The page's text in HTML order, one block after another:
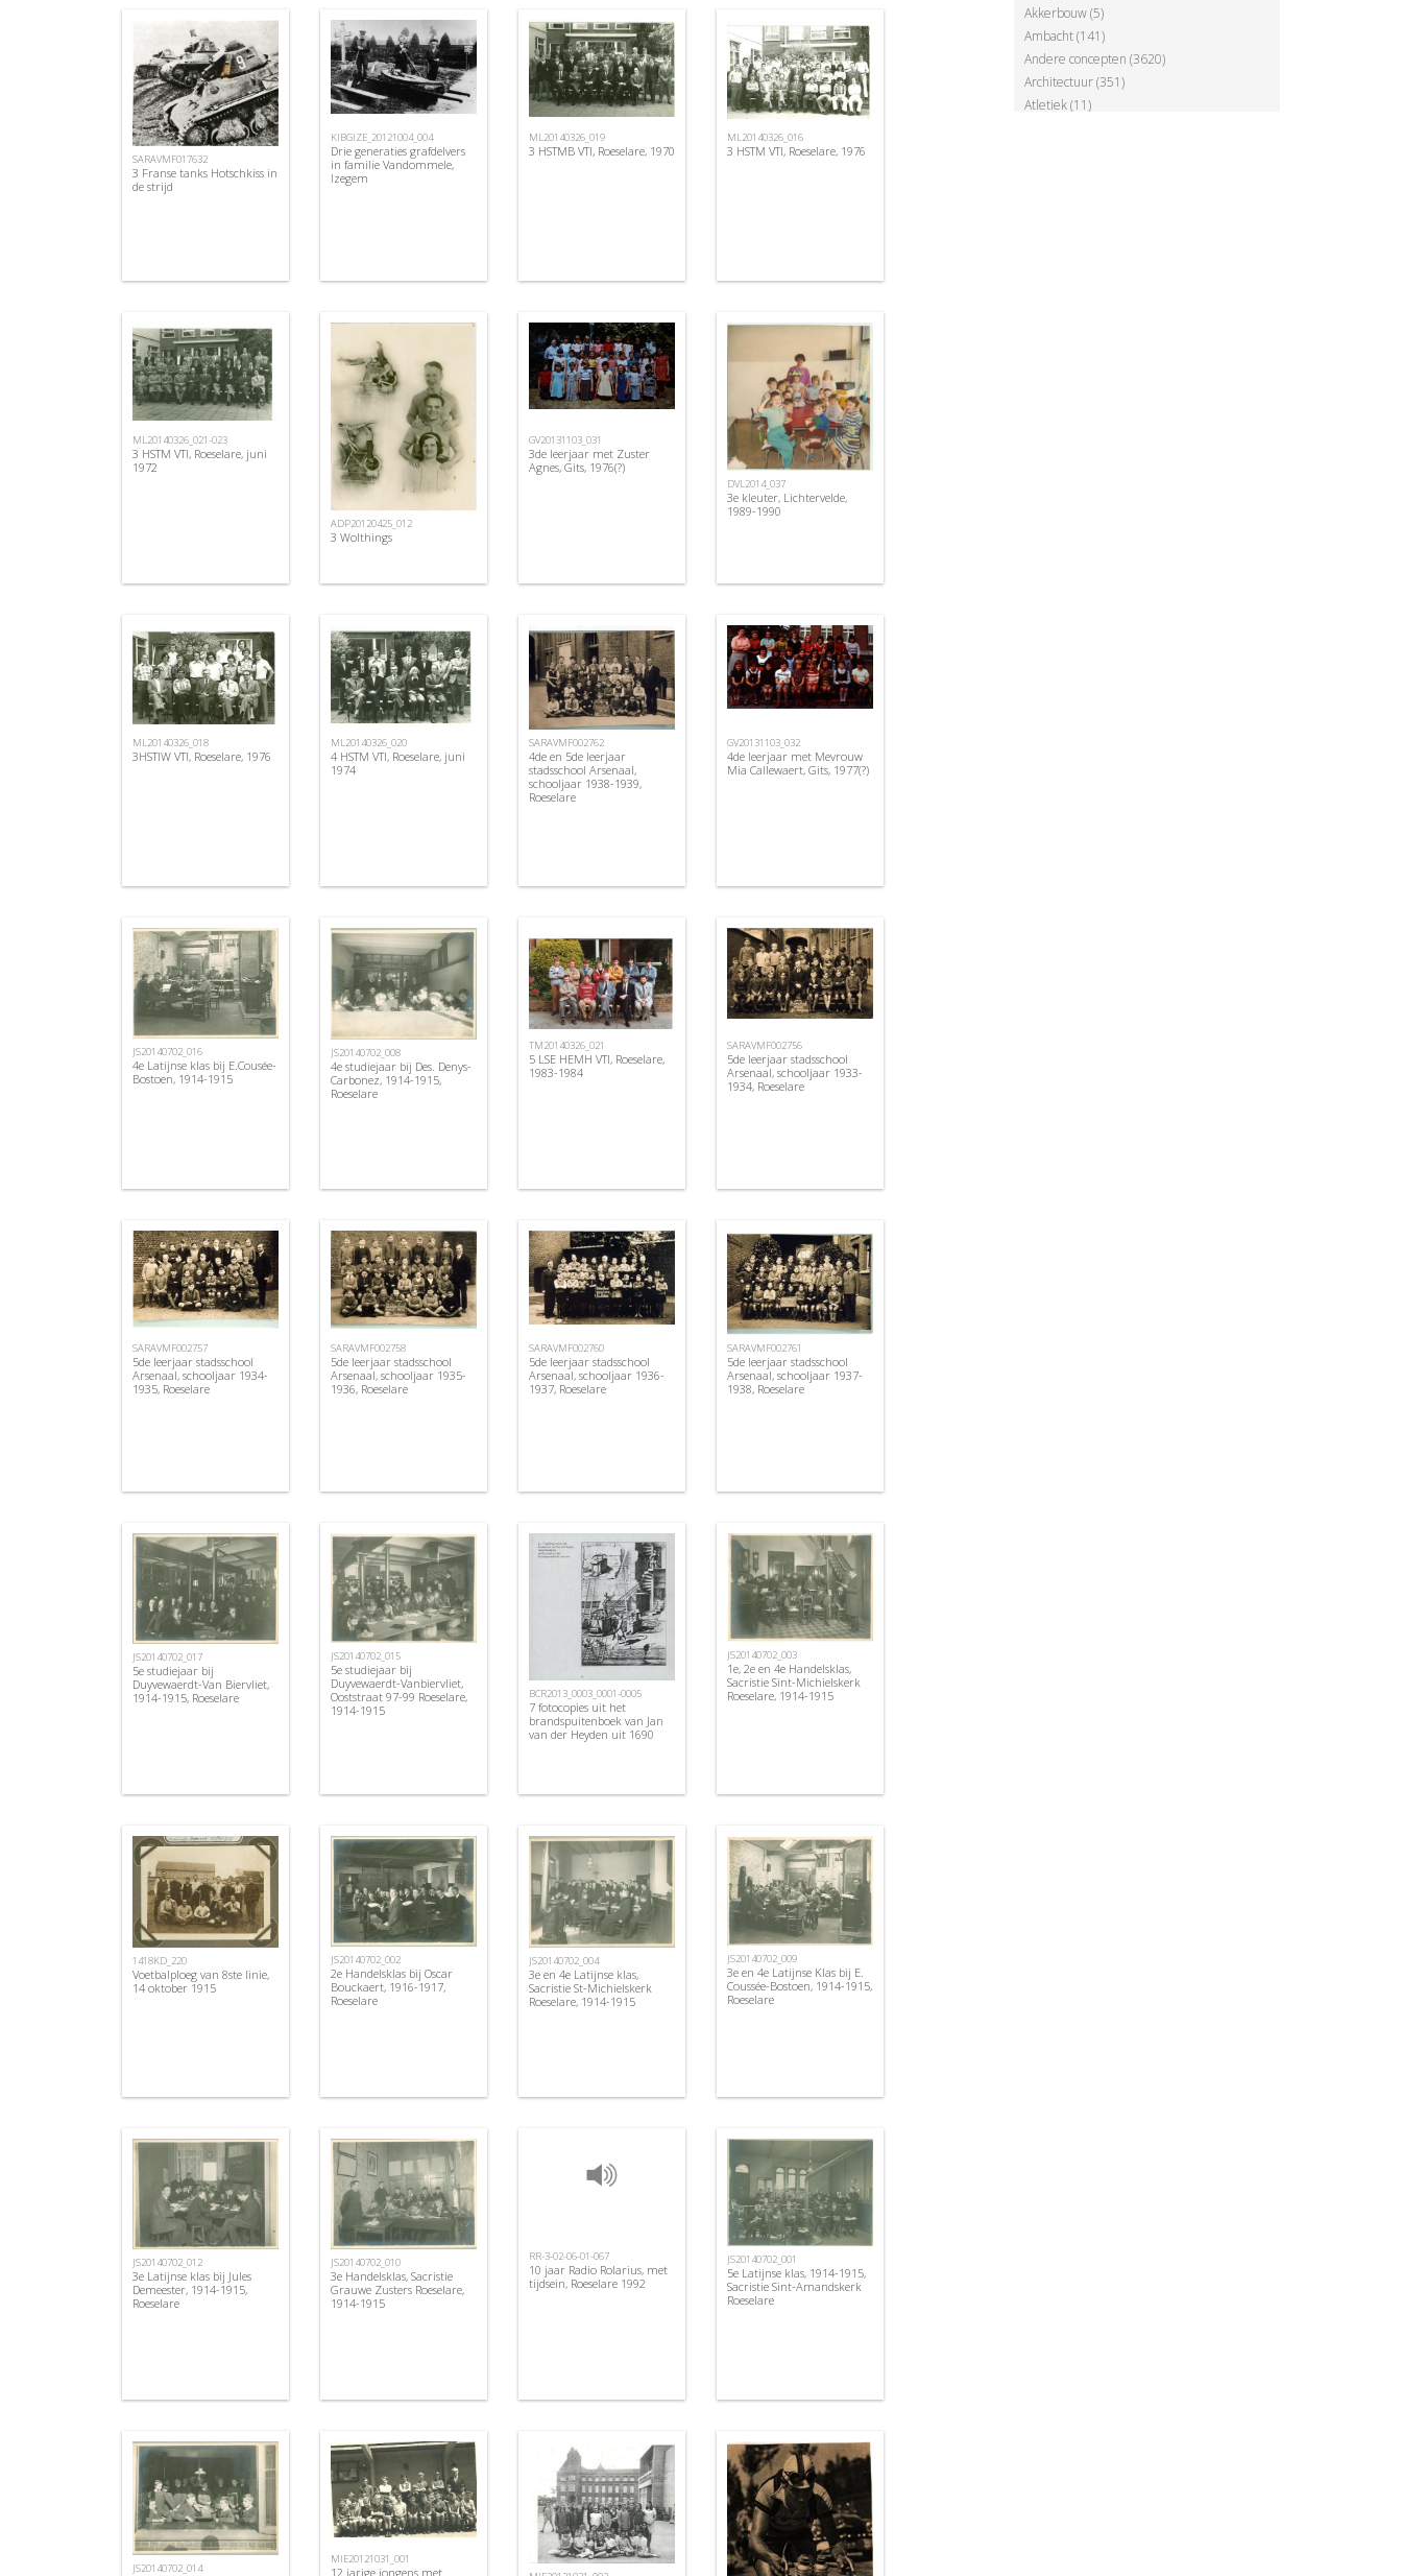
SARAVMF017632
3 Franse tanks Hotschkiss in
de strijd
KIBGIZE_20121004_004
Drie generaties grafdelvers
in familie Vandommele,
Izegem
ML20140326_019
3 HSTMB VTI, Roeselare, 1970
ML20140326_016
3 HSTM VTI, Roeselare, 1976
ML20140326_021-023
3 HSTM VTI, Roeselare, juni
1972
ADP20120425_012
3 Wolthings
GV20131103_031
3de leerjaar met Zuster
Agnes, Gits, 1976(?)
DVL2014_037
3e kleuter, Lichtervelde,
1989-1990
ML20140326_018
3HSTIW VTI, Roeselare, 1976
ML20140326_020
4 HSTM VTI, Roeselare, juni
1974
SARAVMF002762
4de en 5de leerjaar
stadsschool Arsenaal,
schooljaar 1938-1939,
Roeselare
GV20131103_032
4de leerjaar met Mevrouw
Mia Callewaert, Gits, 1977(?)
JS20140702_016
4e Latijnse klas bij E.Cousée-
Bostoen, 1914-1915
JS20140702_008
4e studiejaar bij Des. Denys-
Carbonez, 1914-1915,
Roeselare
TM20140326_021
5 LSE HEMH VTI, Roeselare,
1983-1984
SARAVMF002756
5de leerjaar stadsschool
Arsenaal, schooljaar 1933-
1934, Roeselare
SARAVMF002757
5de leerjaar stadsschool
Arsenaal, schooljaar 1934-
1935, Roeselare
SARAVMF002758
5de leerjaar stadsschool
Arsenaal, schooljaar 1935-
1936, Roeselare
SARAVMF002760
5de leerjaar stadsschool
Arsenaal, schooljaar 1936-
1937, Roeselare
SARAVMF002761
5de leerjaar stadsschool
Arsenaal, schooljaar 1937-
1938, Roeselare
JS20140702_017
5e studiejaar bij
Duyvewaerdt-Van Biervliet,
1914-1915, Roeselare
JS20140702_015
5e studiejaar bij
Duyvewaerdt-Vanbiervliet,
Ooststraat 97-99 Roeselare,
1914-1915
BCR2013_0003_0001-0005
7 fotocopies uit het
brandspuitenboek van Jan
van der Heyden uit 1690
JS20140702_003
1e, 2e en 4e Handelsklas,
Sacristie Sint-Michielskerk
Roeselare, 1914-1915
1418KD_220
Voetbalploeg van 8ste linie,
14 oktober 1915
JS20140702_002
2e Handelsklas bij Oscar
Bouckaert, 1916-1917,
Roeselare
JS20140702_004
3e en 4e Latijnse klas,
Sacristie St-Michielskerk
Roeselare, 1914-1915
JS20140702_009
3e en 4e Latijnse Klas bij E.
Coussée-Bostoen, 1914-1915,
Roeselare
JS20140702_012
3e Latijnse klas bij Jules
Demeester, 1914-1915,
Roeselare
JS20140702_010
3e Handelsklas, Sacristie
Grauwe Zusters Roeselare,
1914-1915
RR-3-02-06-01-067
10 jaar Radio Rolarius, met
tijdsein, Roeselare 1992
JS20140702_001
5e Latijnse klas, 1914-1915,
Sacristie Sint-Amandskerk
Roeselare
JS20140702_014
MIE20121031_001
12 jarige jongens met
Akkerbouw (5)
Ambacht (141)
Andere concepten (3620)
Architectuur (351)
Atletiek (11)